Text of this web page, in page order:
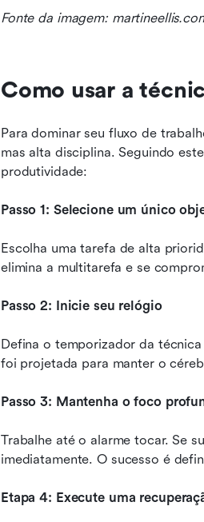
Fonte da imagem:
Como usar a
Para dominar seu fluxo de
mas alta disciplina. Seguindo
produtividade:
Passo 1: Selecione um único
Escolha uma tarefa de alta
elimina a multitarefa e se
Passo 2: Inicie seu relógio
Defina o temporizador da
foi projetada para manter o
Passo 3: Mantenha o foco
Trabalhe até o alarme tocar. Se
imediatamente. O sucesso é
Etapa 4: Execute uma